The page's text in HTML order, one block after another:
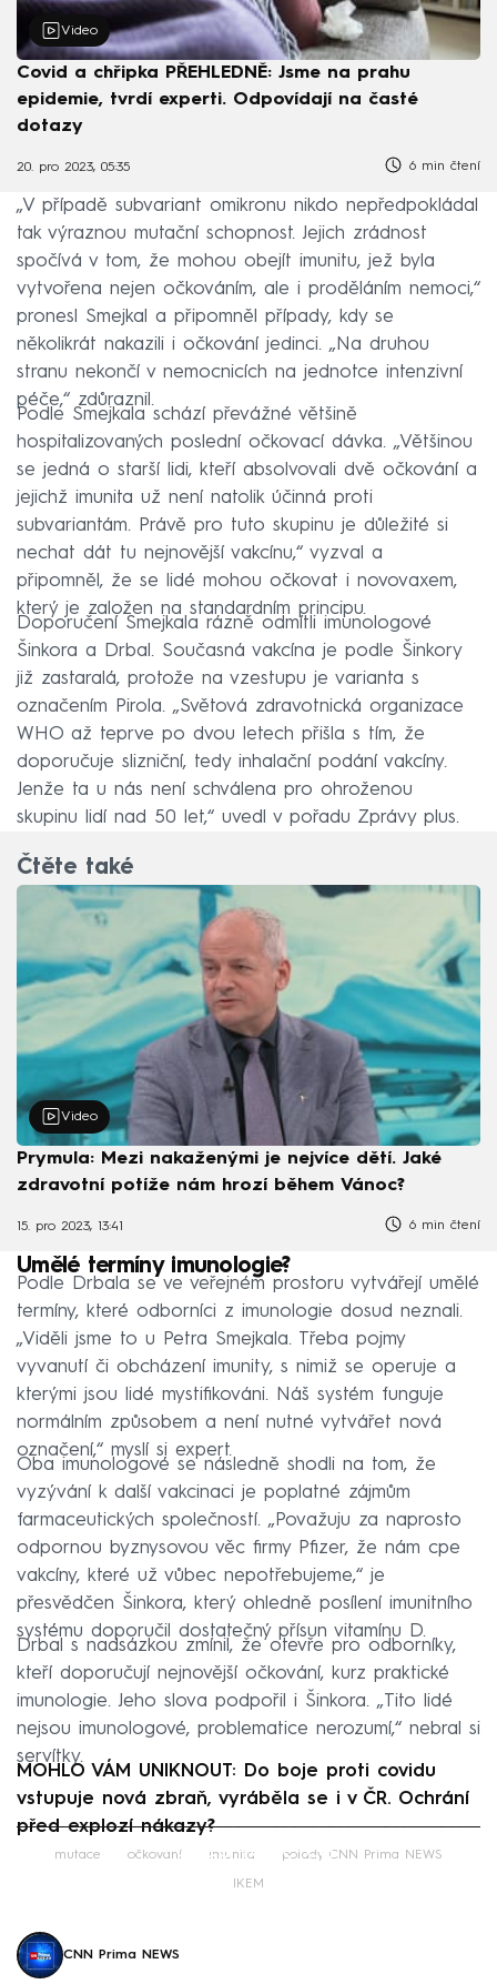
Video
Covid a chřipka PŘEHLEDNĚ: Jsme na prahu
epidemie, tvrdí experti. Odpovídají na časté
dotazy
20. pro 2023, 05:35 6 min čtení
„V případě subvariant omikronu nikdo nepředpokládal
tak výraznou mutační schopnost. Jejich zrádnost
spočívá v tom, že mohou obejít imunitu, jež byla
vytvořena nejen očkováním, ale i proděláním nemoci,“
pronesl Smejkal a připomněl případy, kdy se
několikrát nakazili i očkování jedinci. „Na druhou
stranu nekončí v nemocnicích na jednotce intenzivní
péče,“ zdůraznil.
Podle Smejkala schází převážné většině
hospitalizovaných poslední očkovací dávka. „Většinou
se jedná o starší lidi, kteří absolvovali dvě očkování a
jejichž imunita už není natolik účinná proti
subvariantám. Právě pro tuto skupinu je důležité si
nechat dát tu nejnovější vakcínu,“ vyzval a
připomněl, že se lidé mohou očkovat i novovaxem,
který je založen na standardním principu.
Doporučení Smejkala rázně odmítli imunologové
Šinkora a Drbal. Současná vakcína je podle Šinkory
již zastaralá, protože na vzestupu je varianta s
označením Pirola. „Světová zdravotnická organizace
WHO až teprve po dvou letech přišla s tím, že
doporučuje slizniční, tedy inhalační podání vakcíny.
Jenže ta u nás není schválena pro ohroženou
skupinu lidí nad 50 let,“ uvedl v pořadu Zprávy plus.
Čtěte také
Video
Prymula: Mezi nakaženými je nejvíce dětí. Jaké
zdravotní potíže nám hrozí během Vánoc?
15. pro 2023, 13:41 6 min čtení
Umělé termíny imunologie?
Podle Drbala se ve veřejném prostoru vytvářejí umělé
termíny, které odborníci z imunologie dosud neznali.
„Viděli jsme to u Petra Smejkala. Třeba pojmy
vyvanutí či obcházení imunity, s nimiž se operuje a
kterými jsou lidé mystifikováni. Náš systém funguje
normálním způsobem a není nutné vytvářet nová
označení,“ myslí si expert.
Oba imunologové se následně shodli na tom, že
vyzývání k další vakcinaci je poplatné zájmům
farmaceutických společností. „Považuju za naprosto
odpornou byznysovou věc firmy Pfizer, že nám cpe
vakcíny, které už vůbec nepotřebujeme,“ je
přesvědčen Šinkora, který ohledně posílení imunitního
systému doporučil dostatečný přísun vitamínu D.
Drbal s nadsázkou zmínil, že otevře pro odborníky,
kteří doporučují nejnovější očkování, kurz praktické
imunologie. Jeho slova podpořil i Šinkora. „Tito lidé
nejsou imunologové, problematice nerozumí,“ nebral si
servítky.
MOHLO VÁM UNIKNOUT: Do boje proti covidu
vstupuje nová zbraň, vyráběla se i v ČR. Ochrání
před explozí nákazy?
Failed to fetch
mutace očkování imunita pořady CNN Prima NEWS
IKEM
CNN Prima NEWS